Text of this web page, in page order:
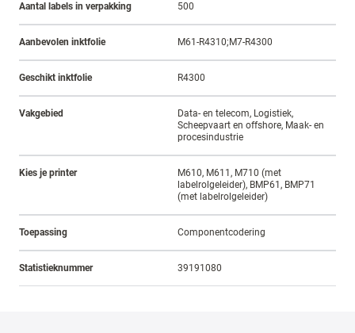
Aantal labels in verpakking 500
Aanbevolen inktfolie M61-R4310;M7-R4300
Geschikt inktfolie R4300
Vakgebied
Data- en telecom, Logistiek,
Scheepvaart en offshore, Maak- en
procesindustrie
Kies je printer
M610, M611, M710 (met
labelrolgeleider), BMP61, BMP71
(met labelrolgeleider)
Toepassing Componentcodering
Statistieknummer 39191080